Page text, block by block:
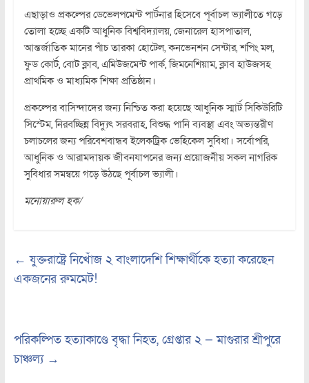
এছাড়াও প্রকল্পের ডেভেলপমেন্ট পার্টনার হিসেবে পূর্বাচল ভ্যালীতে গড়ে
তোলা হচ্ছে একটি আধুনিক বিশ্ববিদ্যালয়, জেনারেল হাসপাতাল,
আন্তর্জাতিক মানের পাঁচ তারকা হোটেল, কনভেনশন সেন্টার, শপিং মল,
ফুড কোর্ট, বোট ক্লাব, এমিউজমেন্ট পার্ক, জিমনেশিয়াম, ক্লাব হাউজসহ
প্রাথমিক ও মাধ্যমিক শিক্ষা প্রতিষ্ঠান।
প্রকল্পের বাসিন্দাদের জন্য নিশ্চিত করা হয়েছে আধুনিক স্মার্ট সিকিউরিটি
সিস্টেম, নিরবচ্ছিন্ন বিদ্যুৎ সরবরাহ, বিশুদ্ধ পানি ব্যবস্থা এবং অভ্যন্তরীণ
চলাচলের জন্য পরিবেশবান্ধব ইলেকট্রিক ভেহিকেল সুবিধা। সর্বোপরি,
আধুনিক ও আরামদায়ক জীবনযাপনের জন্য প্রয়োজনীয় সকল নাগরিক
সুবিধার সমন্বয়ে গড়ে উঠছে পূর্বাচল ভ্যালী।
মনোয়ারুল হক/
← যুক্তরাষ্ট্রে নিখোঁজ ২ বাংলাদেশি শিক্ষার্থীকে হত্যা করেছেন
একজনের রুমমেট!
পরিকল্পিত হত্যাকাণ্ডে বৃদ্ধা নিহত, গ্রেপ্তার ২ — মাগুরার শ্রীপুরে
চাঞ্চল্য →